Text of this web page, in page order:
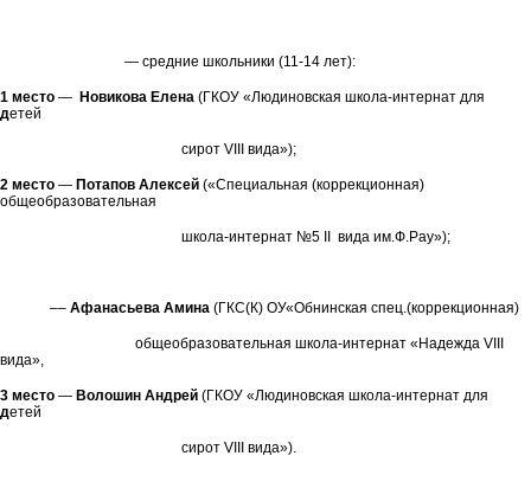
— средние школьники (11-14 лет):
1 место — Новикова Елена (ГКОУ «Людиновская школа-интернат для
детей
сирот VIII вида»);
2 место — Потапов Алексей («Специальная (коррекционная)
общеобразовательная
школа-интернат №5 II вида им.Ф.Рау»);
–– Афанасьева Амина (ГКС(К) ОУ«Обнинская спец.(коррекционная)
общеобразовательная школа-интернат «Надежда VIII
вида»,
3 место — Волошин Андрей (ГКОУ «Людиновская школа-интернат для
детей
сирот VIII вида»).